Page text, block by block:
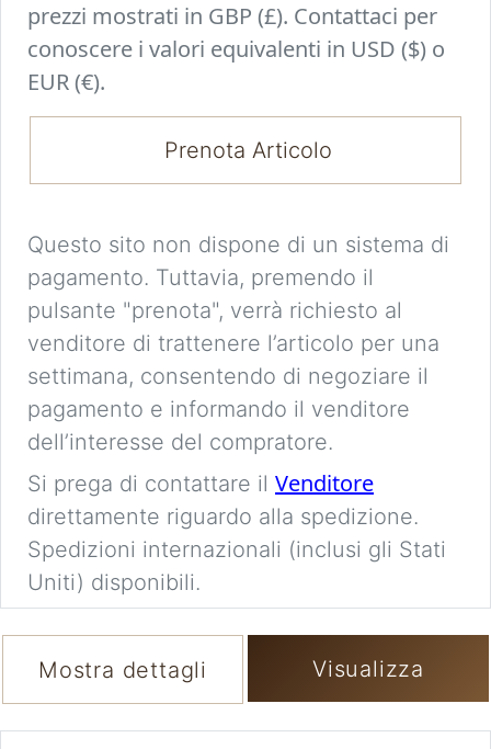
prezzi mostrati in GBP (£). Contattaci per
conoscere i valori equivalenti in USD ($) o
EUR (€).
Prenota Articolo
Questo sito non dispone di un sistema di
pagamento. Tuttavia, premendo il
pulsante "prenota", verrà richiesto al
venditore di trattenere l’articolo per una
settimana, consentendo di negoziare il
pagamento e informando il venditore
dell’interesse del compratore.
Si prega di contattare il Venditore
direttamente riguardo alla spedizione.
Spedizioni internazionali (inclusi gli Stati
Uniti) disponibili.
Mostra dettagli Visualizza